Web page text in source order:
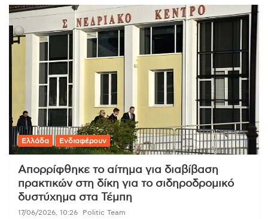
Ελλάδα Ενδιαφέρουν
Απορρίφθηκε το αίτημα για διαβίβαση
πρακτικών στη δίκη για το σιδηροδρομικό
δυστύχημα στα Τέμπη
17/06/2026, 10:26 Politic Team